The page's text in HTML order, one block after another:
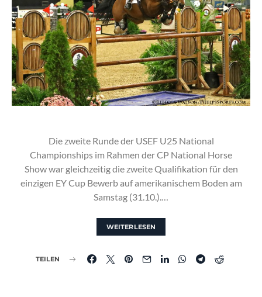
Die zweite Runde der USEF U25 National
Championships im Rahmen der CP National Horse
Show war gleichzeitig die zweite Qualifikation für den
einzigen EY Cup Bewerb auf amerikanischem Boden am
Samstag (31.10.).…
WEITERLESEN
TEILEN